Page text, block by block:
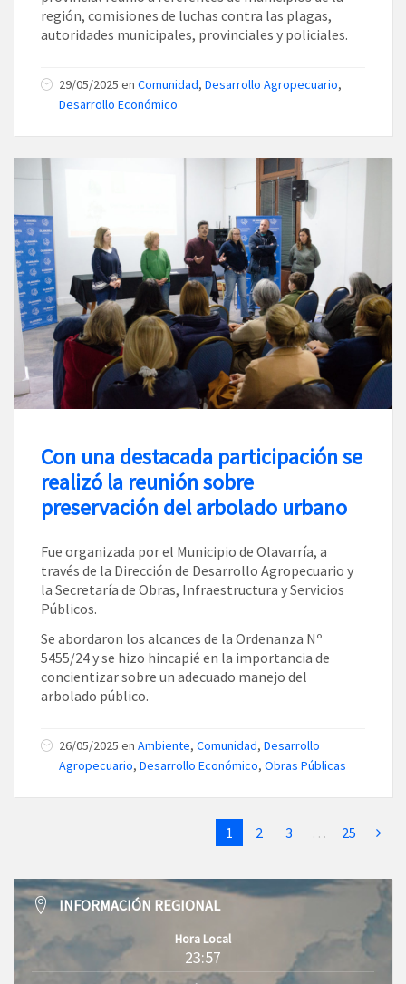
región, comisiones de luchas contra las plagas,
autoridades municipales, provinciales y policiales.
29/05/2025 en Comunidad, Desarrollo Agropecuario,
Desarrollo Económico
Con una destacada participación se
realizó la reunión sobre
preservación del arbolado urbano
Fue organizada por el Municipio de Olavarría, a
través de la Dirección de Desarrollo Agropecuario y
la Secretaría de Obras, Infraestructura y Servicios
Públicos.
Se abordaron los alcances de la Ordenanza Nº
5455/24 y se hizo hincapié en la importancia de
concientizar sobre un adecuado manejo del
arbolado público.
26/05/2025 en Ambiente, Comunidad, Desarrollo
Agropecuario, Desarrollo Económico, Obras Públicas
1 2 3 … 25
INFORMACIÓN REGIONAL
Hora Local
23:57